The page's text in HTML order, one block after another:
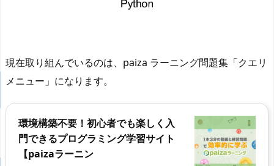
現在取り組んでいるのは、paiza ラーニング問題集「クエリ
メニュー」になります。
環境構築不要！初心者でも楽しく入
門できるプログラミング学習サイト
【paizaラーニン